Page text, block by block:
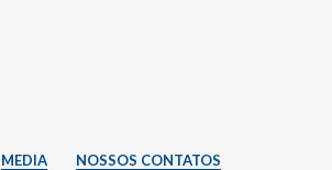
MEDIA
NOSSOS CONTATOS